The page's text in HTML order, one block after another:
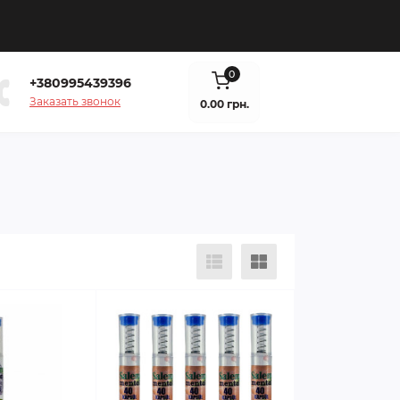
+380995439396
Заказать звонок
0
0.00 грн.